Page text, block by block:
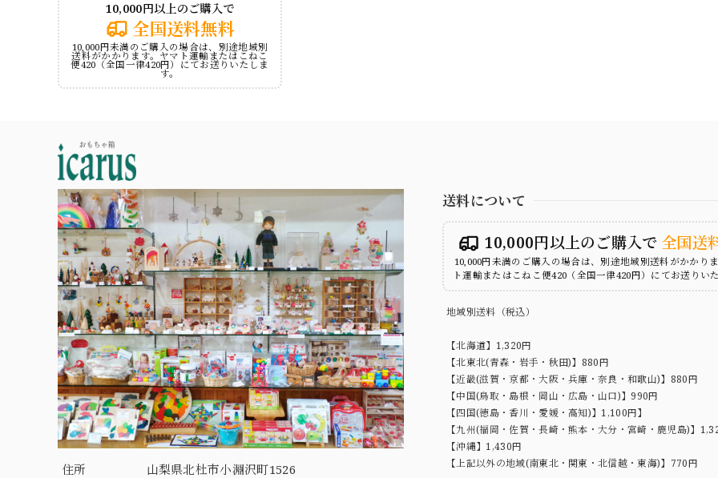
10,000円以上のご購入で
全国送料無料
10,000円未満のご購入の場合は、別途地域別
送料がかかります。ヤマト運輸またはこねこ
便420（全国一律420円）にてお送りいたしま
す。
住所
山梨県北杜市小淵沢町1526
送料について
10,000円以上のご購入で 全国送
10,000円未満のご購入の場合は、別途地域別送料がかかり
ト運輸またはこねこ便420（全国一律420円）にてお送りい
地域別送料（税込）
【北海道】1,320円
【北東北(青森・岩手・秋田)】880円
【近畿(滋賀・京都・大阪・兵庫・奈良・和歌山)】880円
【中国(鳥取・島根・岡山・広島・山口)】990円
【四国(徳島・香川・愛媛・高知)】1,100円】
【九州(福岡・佐賀・長崎・熊本・大分・宮崎・鹿児島)】
【沖縄】1,430円
【上記以外の地域(南東北・関東・北信越・東海)】770円